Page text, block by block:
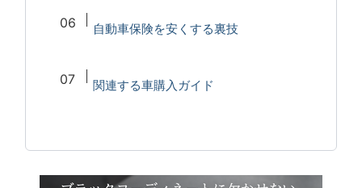
自動車保険を安くする裏技
関連する車購入ガイド